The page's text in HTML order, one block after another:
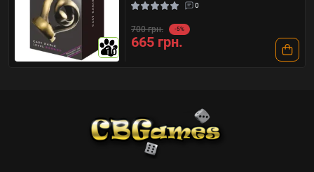
10
0
700 грн. -5%
665 грн.